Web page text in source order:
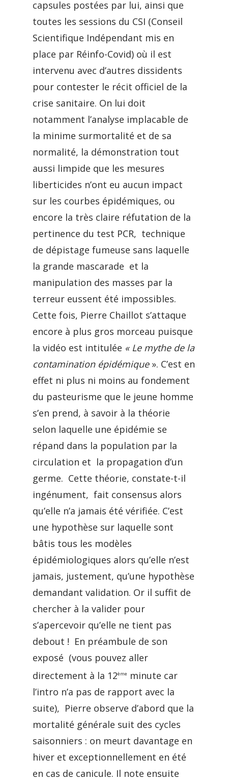
capsules postées par lui, ainsi que
toutes les sessions du CSI (Conseil
Scientifique Indépendant mis en
place par Réinfo-Covid) où il est
intervenu avec d’autres dissidents
pour contester le récit officiel de la
crise sanitaire. On lui doit
notamment l’analyse implacable de
la minime surmortalité et de sa
normalité, la démonstration tout
aussi limpide que les mesures
liberticides n’ont eu aucun impact
sur les courbes épidémiques, ou
encore la très claire réfutation de la
pertinence du test PCR, technique
de dépistage fumeuse sans laquelle
la grande mascarade et la
manipulation des masses par la
terreur eussent été impossibles.
Cette fois, Pierre Chaillot s’attaque
encore à plus gros morceau puisque
la vidéo est intitulée « Le mythe de la
contamination épidémique ». C’est en
effet ni plus ni moins au fondement
du pasteurisme que le jeune homme
s’en prend, à savoir à la théorie
selon laquelle une épidémie se
répand dans la population par la
circulation et la propagation d’un
germe. Cette théorie, constate-t-il
ingénument, fait consensus alors
qu’elle n’a jamais été vérifiée. C’est
une hypothèse sur laquelle sont
bâtis tous les modèles
épidémiologiques alors qu’elle n’est
jamais, justement, qu’une hypothèse
demandant validation. Or il suffit de
chercher à la valider pour
s’apercevoir qu’elle ne tient pas
debout ! En préambule de son
exposé (vous pouvez aller
directement à la 12ème
minute car
l’intro n’a pas de rapport avec la
suite), Pierre observe d’abord que la
mortalité générale suit des cycles
saisonniers : on meurt davantage en
hiver et exceptionnellement en été
en cas de canicule. Il note ensuite